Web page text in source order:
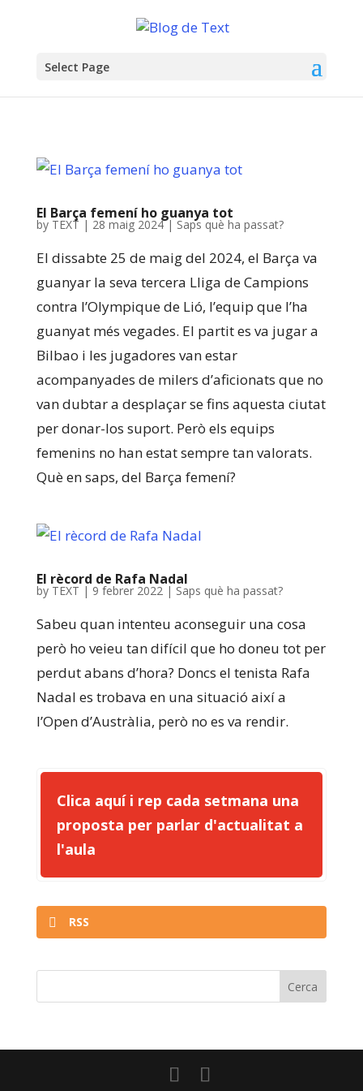
Select Page
El Barça femení ho guanya tot
by TEXT | 28 maig 2024| Saps què ha passat?
El dissabte 25 de maig del 2024, el Barça va
guanyar la seva tercera Lliga de Campions
contra l’Olympique de Lió, l’equip que l’ha
guanyat més vegades. El partit es va jugar a
Bilbao i les jugadores van estar
acompanyades de milers d’aficionats que no
van dubtar a desplaçar se fins aquesta ciutat
per donar-los suport. Però els equips
femenins no han estat sempre tan valorats.
Què en saps, del Barça femení?
El rècord de Rafa Nadal
by TEXT | 9 febrer 2022| Saps què ha passat?
Sabeu quan intenteu aconseguir una cosa
però ho veieu tan difícil que ho doneu tot per
perdut abans d’hora? Doncs el tenista Rafa
Nadal es trobava en una situació així a
l’Open d’Austràlia, però no es va rendir.
Clica aquí i rep cada setmana una
proposta per parlar d'actualitat a
l'aula
RSS